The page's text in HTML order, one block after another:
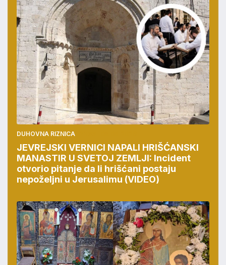
DUHOVNA RIZNICA
JEVREJSKI VERNICI NAPALI HRIŠĆANSKI
MANASTIR U SVETOJ ZEMLJI: Incident
otvorio pitanje da li hrišćani postaju
nepoželjni u Jerusalimu (VIDEO)